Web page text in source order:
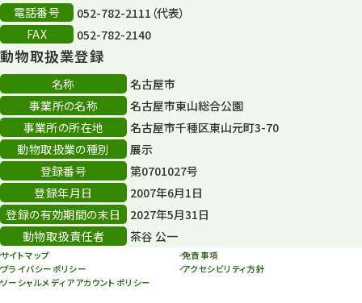
電話番号
052-782-2111（代表）
FAX
052-782-2140
動物取扱業登録
名称
名古屋市
事業所の名称
名古屋市東山総合公園
事業所の所在地
名古屋市千種区東山元町3-70
動物取扱業の種別
展示
登録番号
第0701027号
登録年月日
2007年6月1日
登録の有効期間の末日
2027年5月31日
動物取扱責任者
茶谷 公一
サイトマップ
免責事項
プライバシーポリシー
アクセシビリティ方針
ソーシャルメディアアカウントポリシー